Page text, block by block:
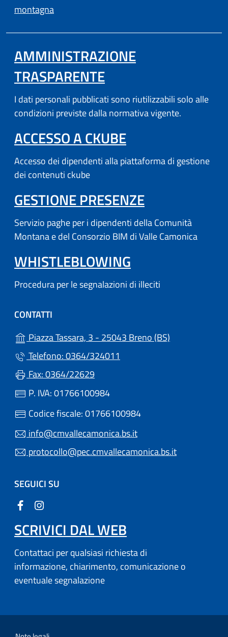
montagna
AMMINISTRAZIONE
TRASPARENTE
I dati personali pubblicati sono riutilizzabili solo alle
condizioni previste dalla normativa vigente.
ACCESSO A CKUBE(APRE IN
Accesso dei dipendenti alla piattaforma di gestione
dei contenuti ckube
GESTIONE PRESENZE(APRE IN
Servizio paghe per i dipendenti della Comunità
Montana e del Consorzio BIM di Valle Camonica
WHISTLEBLOWING
Procedura per le segnalazioni di illeciti
CONTATTI
Piazza Tassara, 3 - 25043 Breno (BS)
Telefono: 0364/324011
Fax: 0364/22629
P. IVA: 01766100984
Codice fiscale: 01766100984
info@cmvallecamonica.bs.it
protocollo@pec.cmvallecamonica.bs.it
SEGUICI SU
SCRIVICI DAL WEB
Contattaci per qualsiasi richiesta di
informazione, chiarimento, comunicazione o
eventuale segnalazione